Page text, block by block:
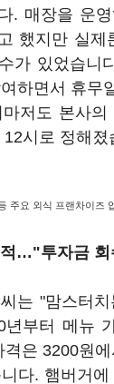
. 매장을 운
했지만 실
가 있었습니
하면서 휴무
저도 본사의
시로 정해졌
주요 외식 프랜차이즈
…"투자금
는 "맘스터
부터 메뉴
은 3200원
다. 햄버거